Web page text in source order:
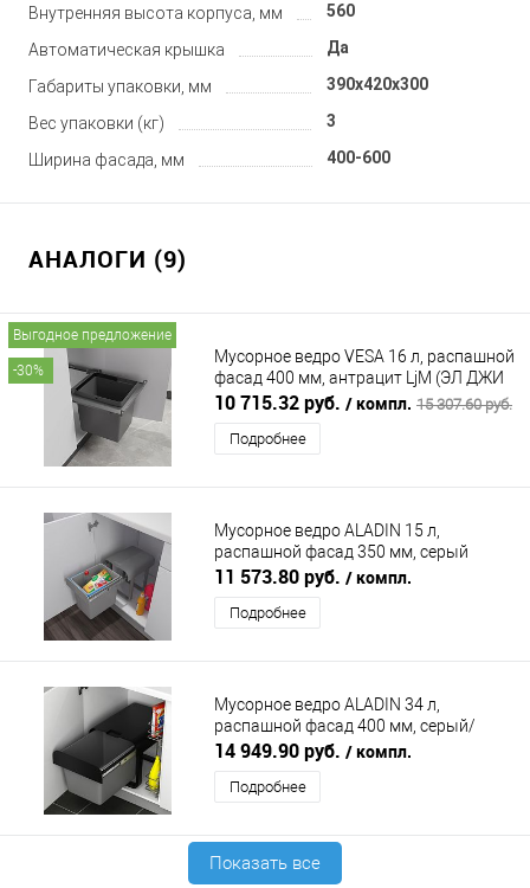
Внутренняя высота корпуса, мм 560
Автоматическая крышка Да
Габариты упаковки, мм 390x420x300
Вес упаковки (кг) 3
Ширина фасада, мм 400-600
АНАЛОГИ (9)
Выгодное предложение
-30%
Мусорное ведро VESA 16 л, распашной
фасад 400 мм, антрацит LjM (ЭЛ ДЖИ
ЭМ)
10 715.32 руб. / компл. 15 307.60 руб.
Подробнее
Мусорное ведро ALADIN 15 л,
распашной фасад 350 мм, серый
EKOTECH (ЭКОТЕХ)
11 573.80 руб. / компл.
Подробнее
Мусорное ведро ALADIN 34 л,
распашной фасад 400 мм, серый/
черный EKOTECH (ЭКОТЕХ)
14 949.90 руб. / компл.
Подробнее
Показать все